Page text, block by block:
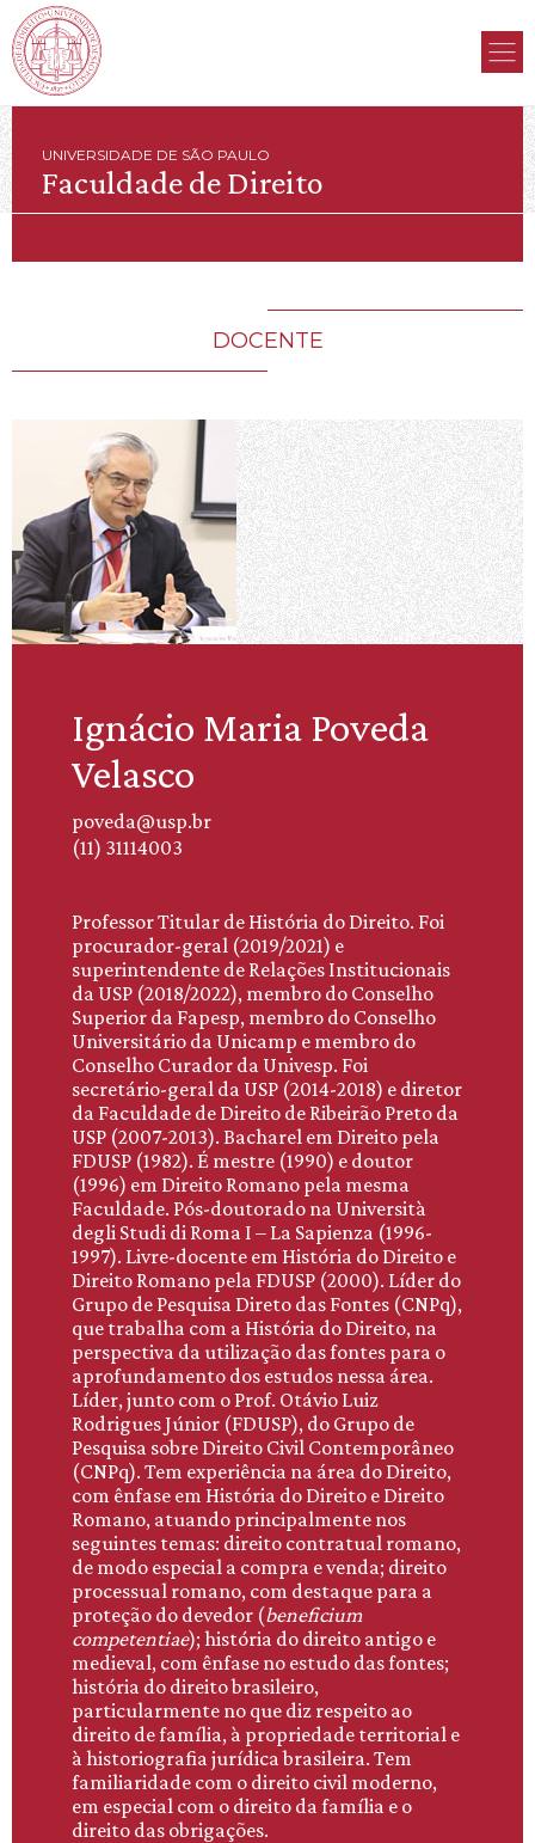
UNIVERSIDADE DE SÃO PAULO
Faculdade de Direito
DOCENTE
Ignácio Maria Poveda
Velasco
poveda@usp.br
(11) 31114003
Professor Titular de História do Direito. Foi
procurador-geral (2019/2021) e
superintendente de Relações Institucionais
da USP (2018/2022), membro do Conselho
Superior da Fapesp, membro do Conselho
Universitário da Unicamp e membro do
Conselho Curador da Univesp. Foi
secretário-geral da USP (2014-2018) e diretor
da Faculdade de Direito de Ribeirão Preto da
USP (2007-2013). Bacharel em Direito pela
FDUSP (1982). É mestre (1990) e doutor
(1996) em Direito Romano pela mesma
Faculdade. Pós-doutorado na Università
degli Studi di Roma I – La Sapienza (1996-
1997). Livre-docente em História do Direito e
Direito Romano pela FDUSP (2000). Líder do
Grupo de Pesquisa Direto das Fontes (CNPq),
que trabalha com a História do Direito, na
perspectiva da utilização das fontes para o
aprofundamento dos estudos nessa área.
Líder, junto com o Prof. Otávio Luiz
Rodrigues Júnior (FDUSP), do Grupo de
Pesquisa sobre Direito Civil Contemporâneo
(CNPq). Tem experiência na área do Direito,
com ênfase em História do Direito e Direito
Romano, atuando principalmente nos
seguintes temas: direito contratual romano,
de modo especial a compra e venda; direito
processual romano, com destaque para a
proteção do devedor (beneficium
competentiae); história do direito antigo e
medieval, com ênfase no estudo das fontes;
história do direito brasileiro,
particularmente no que diz respeito ao
direito de família, à propriedade territorial e
à historiografia jurídica brasileira. Tem
familiaridade com o direito civil moderno,
em especial com o direito da família e o
direito das obrigações.